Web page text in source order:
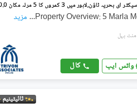
Property Overview: 5 Marla
... مزید
واٹس ایپ کال
ٹائیٹینیم